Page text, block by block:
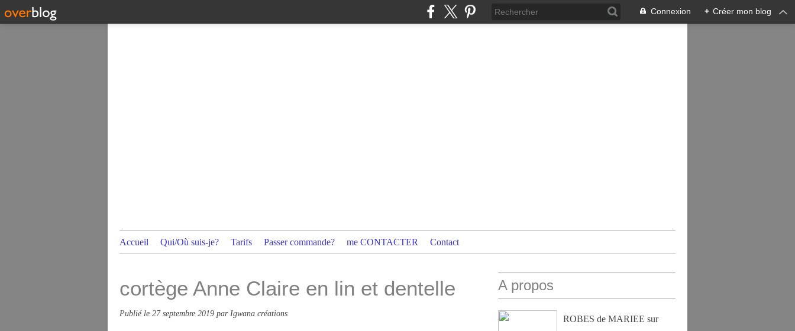
Connexion + Créer mon blog
Accueil Qui/Où suis-je? Tarifs Passer commande? me CONTACTER Contact
cortège Anne Claire en lin et dentelle
Publié le 27 septembre 2019 par Igwana créations
A propos
ROBES de MARIEE sur